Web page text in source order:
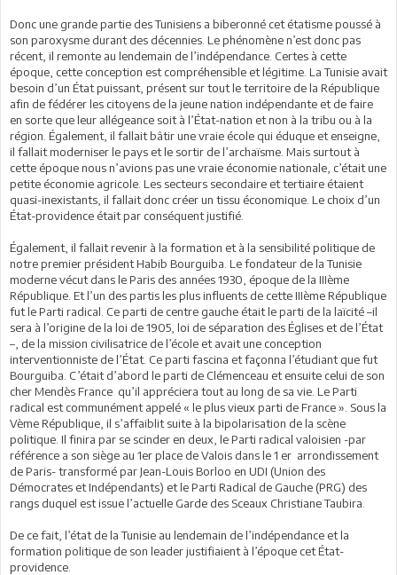
Donc une grande partie des Tunisiens a biberonné cet étatisme poussé à
son paroxysme durant des décennies. Le phénomène n’est donc pas
récent, il remonte au lendemain de l’indépendance. Certes à cette
époque, cette conception est compréhensible et légitime. La Tunisie avait
besoin d’un État puissant, présent sur tout le territoire de la République
afin de fédérer les citoyens de la jeune nation indépendante et de faire
en sorte que leur allégeance soit à l’État-nation et non à la tribu ou à la
région. Également, il fallait bâtir une vraie école qui éduque et enseigne,
il fallait moderniser le pays et le sortir de l’archaïsme. Mais surtout à
cette époque nous n’avions pas une vraie économie nationale, c’était une
petite économie agricole. Les secteurs secondaire et tertiaire étaient
quasi-inexistants, il fallait donc créer un tissu économique. Le choix d’un
État-providence était par conséquent justifié.
Également, il fallait revenir à la formation et à la sensibilité politique de
notre premier président Habib Bourguiba. Le fondateur de la Tunisie
moderne vécut dans le Paris des années 1930, époque de la IIIème
République. Et l’un des partis les plus influents de cette IIIème République
fut le Parti radical. Ce parti de centre gauche était le parti de la laïcité –il
sera à l’origine de la loi de 1905, loi de séparation des Églises et de l’État
–, de la mission civilisatrice de l’école et avait une conception
interventionniste de l’État. Ce parti fascina et façonna l’étudiant que fut
Bourguiba. C’était d’abord le parti de Clémenceau et ensuite celui de son
cher Mendès France qu’il appréciera tout au long de sa vie. Le Parti
radical est communément appelé « le plus vieux parti de France ». Sous la
Vème République, il s’affaiblit suite à la bipolarisation de la scène
politique. Il finira par se scinder en deux, le Parti radical valoisien -par
référence a son siège au 1er place de Valois dans le 1 er arrondissement
de Paris- transformé par Jean-Louis Borloo en UDI (Union des
Démocrates et Indépendants) et le Parti Radical de Gauche (PRG) des
rangs duquel est issue l’actuelle Garde des Sceaux Christiane Taubira.
De ce fait, l’état de la Tunisie au lendemain de l’indépendance et la
formation politique de son leader justifiaient à l’époque cet État-
providence.